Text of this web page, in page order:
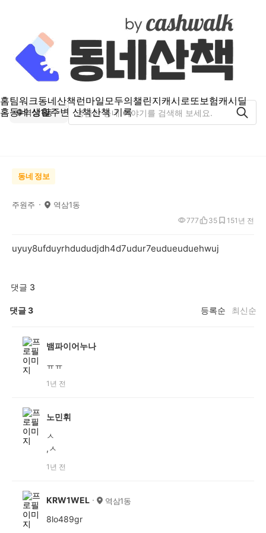
홈팀워크동네산책런마일모두의챌린지캐시로또보험캐시딜
홈동네 생활주변 산책산책 기록
역삼1동
동네 정보
주원주 역삼1동
1년 전
777 35 15
uyuy8ufduyrhdududjdh4d7udur7eudueuduehwuj
댓글 3
댓글3 등록순 최신순
뱀파이어누나
ㅠㅠ
1년 전
노민휘
ㅅ
,ㅅ
1년 전
KRW1WEL 역삼1동
8lo489gr